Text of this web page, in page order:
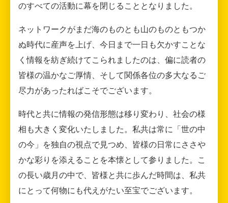
のすべての活動に幕を閉じることとなりました。
ネットワークがまだ海のものとも山のものともつか
ぬ時代に産声を上げ、今日まで一日も欠かすことな
く情報を紡ぎ続けてこられましたのは、偏に読者の
皆様の温かなご厚情、そして関係各位の多大なるご
尽力があったればこそでございます。
時代と共に情報の発信形態は移り変わり、社会の様
相も大きく変化いたしました。私共は常に「世の中
の今」を独自の視点で見つめ、皆様の日常にささや
かな彩りを添えることを本懐として参りました。こ
の長い歳月の中で、皆様と共に歩んだ時間は、私共
にとって何物にも代えがたい至宝でございます。